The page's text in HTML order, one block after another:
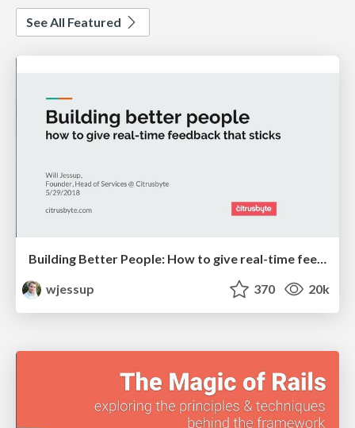
See All Featured
Building Better People: How to give real-time feedback that sticks.
wjessup
370 20k